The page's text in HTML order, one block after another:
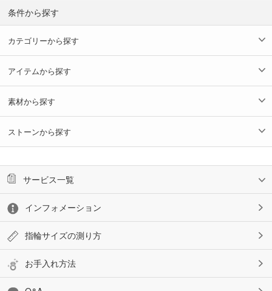
条件から探す
カテゴリーから探す
アイテムから探す
素材から探す
ストーンから探す
サービス一覧
インフォメーション
指輪サイズの測り方
お手入れ方法